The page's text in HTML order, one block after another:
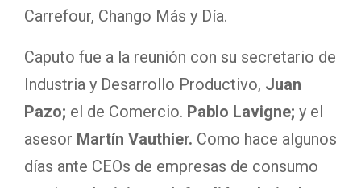
Carrefour, Chango Más y Día.
Caputo fue a la reunión con su secretario de
Industria y Desarrollo Productivo, Juan
Pazo; el de Comercio. Pablo Lavigne; y el
asesor Martín Vauthier. Como hace algunos
días ante CEOs de empresas de consumo